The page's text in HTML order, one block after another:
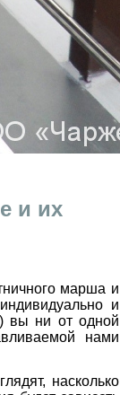
и их
марша и
и
вы ни от одной
нами
насколько